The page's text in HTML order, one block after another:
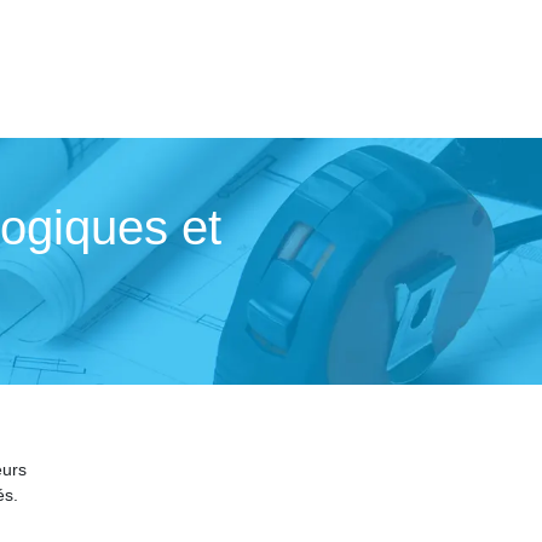
et